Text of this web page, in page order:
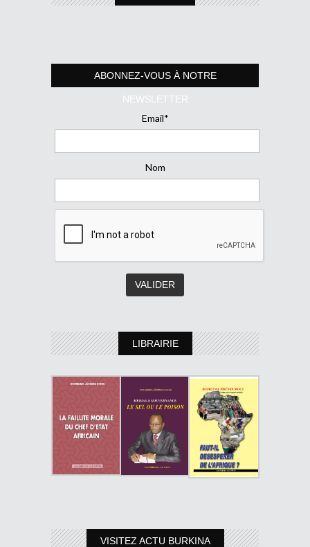
ABONNEZ-VOUS À NOTRE
NEWSLETTER
Email*
Nom
LIBRAIRIE
VISITEZ ACTU BURKINA